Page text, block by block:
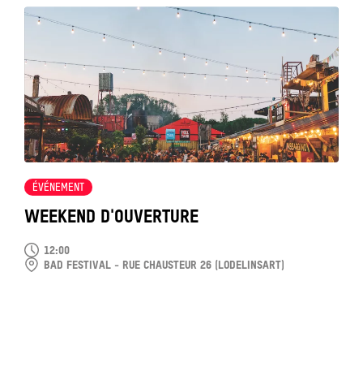
WEEKEND D'OUVERTURE
ÉVÉNEMENT
12:00
BAD FESTIVAL - RUE CHAUSTEUR 26 (LODELINSART)
Tout